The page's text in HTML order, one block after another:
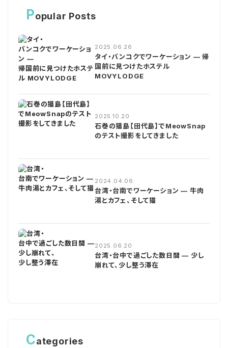
Popular Posts
2025.06.26
タイ・バンコクでワーケーション — 帰
国前に見つけたホステル
MOVYLODGE
2025.10.20
石巻の猫島【田代島】でMeowSnap
のテスト撮影をしてきました
2024.04.06
台湾・台南でワーケーション — 牛肉
湯とカフェ、そして猫
2025.06.20
台湾・台中で過ごした数日間 — 少し
崩れて、少し整う滞在
Categories